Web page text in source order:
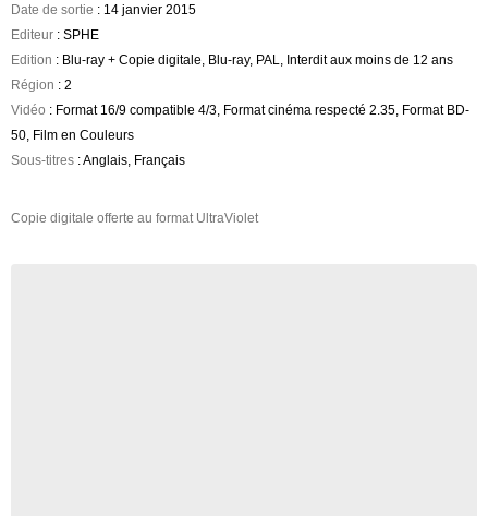
Date de sortie : 14 janvier 2015
Editeur : SPHE
Edition : Blu-ray + Copie digitale, Blu-ray, PAL, Interdit aux moins de 12 ans
Région : 2
Vidéo : Format 16/9 compatible 4/3, Format cinéma respecté 2.35, Format BD-
50, Film en Couleurs
Sous-titres : Anglais, Français
Copie digitale offerte au format UltraViolet